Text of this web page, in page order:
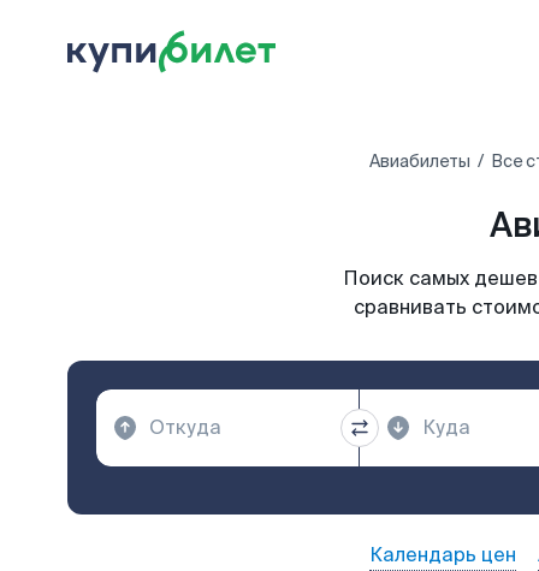
Авиабилеты Все
Поиск самых
сравнивать
Календарь цен